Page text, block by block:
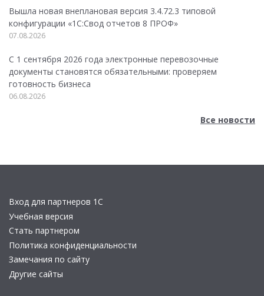
Вышла новая внеплановая версия 3.4.72.3 типовой
конфигурации «1C:Свод отчетов 8 ПРОФ»
07.08.2026
С 1 сентября 2026 года электронные перевозочные
документы становятся обязательными: проверяем
готовность бизнеса
06.08.2026
Все новости
Вход для партнеров 1С
Учебная версия
Стать партнером
Политика конфиденциальности
Замечания по сайту
Другие сайты